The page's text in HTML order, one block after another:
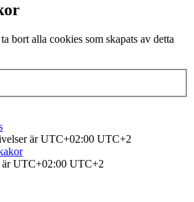
bort alla cookies som skapats av detta
är UTC+02:00 UTC+2
är UTC+02:00 UTC+2